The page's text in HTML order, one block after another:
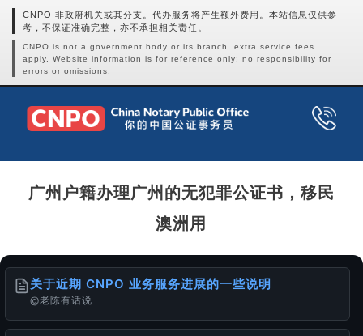
CNPO 非政府机关或其分支。代办服务将产生额外费用。本站信息仅供参
考，不保证准确完整，亦不承担相关责任。
CNPO is not a government body or its branch. extra service fees
apply. Website information is for reference only; no responsibility for
errors or omissions.
广州户籍办理广州的无犯罪公证书，移民
澳洲用
关于近期 CNPO 业务服务进展的一些说明
@老陈有话说